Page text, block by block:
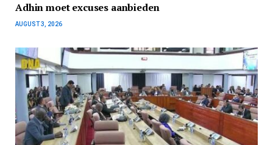
Adhin moet excuses aanbieden
AUGUST 3, 2026